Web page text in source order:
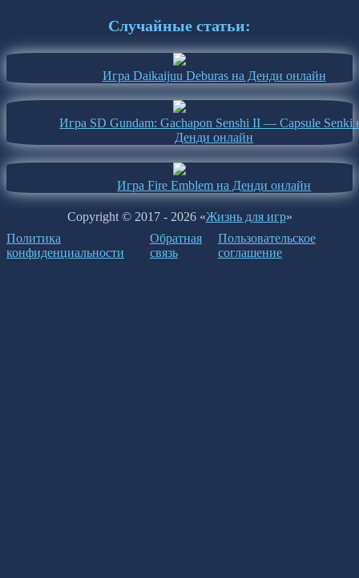
Случайные статьи:
Игра Daikaijuu Deburas на Денди онлайн
Игра SD Gundam: Gachapon Senshi II — Capsule Senki
Денди онлайн
Игра Fire Emblem на Денди онлайн
Copyright © 2017 - 2026 «Жизнь для игр»
Политика
конфиденциальности
Обратная
связь
Пользовательское
соглашение